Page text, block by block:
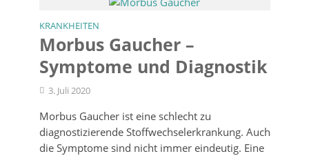
KRANKHEITEN
Morbus Gaucher –
Symptome und Diagnostik
3. Juli 2020
Morbus Gaucher ist eine schlecht zu
diagnostizierende Stoffwechselerkrankung. Auch
die Symptome sind nicht immer eindeutig. Eine